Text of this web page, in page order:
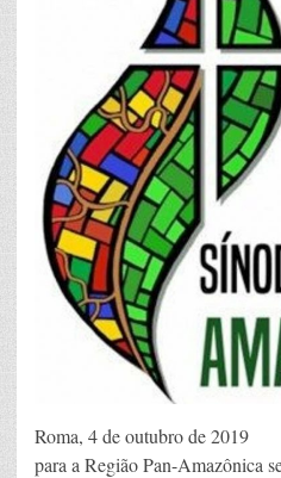
Roma, 4 de outubro de
para a Região Pan-Amazônica